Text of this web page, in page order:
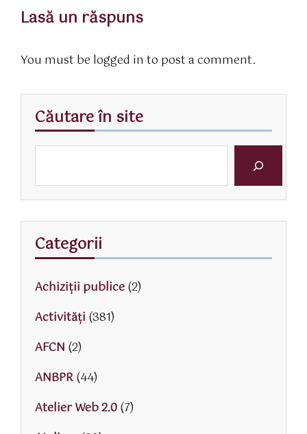
Lasă un răspuns
You must be logged in to post a comment.
Căutare în site
Categorii
Achiziții publice(2)
Activităţi (381)
AFCN (2)
ANBPR(44)
Atelier Web 2.0(7)